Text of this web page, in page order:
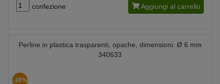
confezione Aggiungi al carrello
Perline in plastica trasparenti, opache, dimensioni: Ø 6 mm
340633
-10%